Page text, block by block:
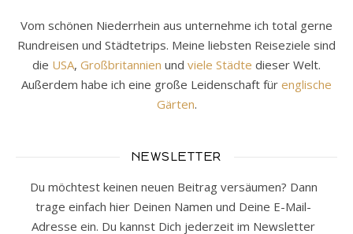
Vom schönen Niederrhein aus unternehme ich total gerne
Rundreisen und Städtetrips. Meine liebsten Reiseziele sind
die USA, Großbritannien und viele Städte dieser Welt.
Außerdem habe ich eine große Leidenschaft für englische
Gärten.
NEWSLETTER
Du möchtest keinen neuen Beitrag versäumen? Dann
trage einfach hier Deinen Namen und Deine E-Mail-
Adresse ein. Du kannst Dich jederzeit im Newsletter